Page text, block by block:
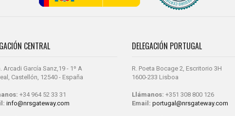
CENTRAL
Arcadi García Sanz,19 - 1º A
Castellón, 12540 - España
+34 964 52 33 31
info@nrsgateway.com
DELEGACIÓN PORTUGAL
R. Poeta Bocage 2, Escritorio 3H
1600-233 Lisboa
Llámanos: +351 308 800 126
Email: portugal@nrsgateway.com